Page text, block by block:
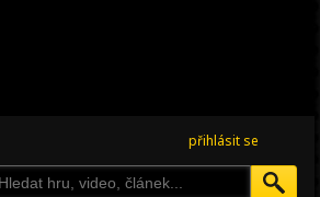
přihlásit se